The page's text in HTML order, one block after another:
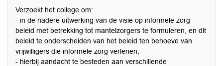
Verzoekt het college om:
- in de nadere uitwerking van de visie op informele zorg
beleid met betrekking tot mantelzorgers te formuleren, en dit
beleid te onderscheiden van het beleid ten behoeve van
vrijwilligers die informele zorg verlenen;
- hierbij aandacht te besteden aan verschillende